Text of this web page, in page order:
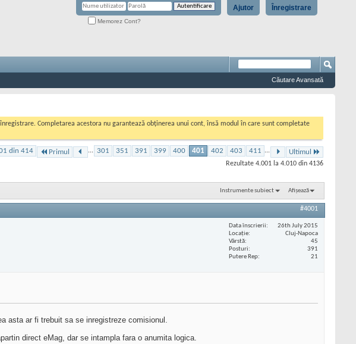
Înregistrare
Ajutor
Memorez Cont?
Căutare Avansată
Completarea acestora nu garantează obținerea unui cont, însă modul în care sunt completate
din 414 Primul ... 301 351 391 399 400 401 402 403 411 ... Ultimul
Rezultate 4.001 la 4.010 din 4136
Instrumente subiect Afișează
#4001
Data înscrierii
26th July 2015
Locaţie
Cluj-Napoca
Vârstă
45
Posturi
391
Putere Rep
21
asta ar fi trebuit sa se inregistreze comisionul.
direct eMag, dar se intampla fara o anumita logica.